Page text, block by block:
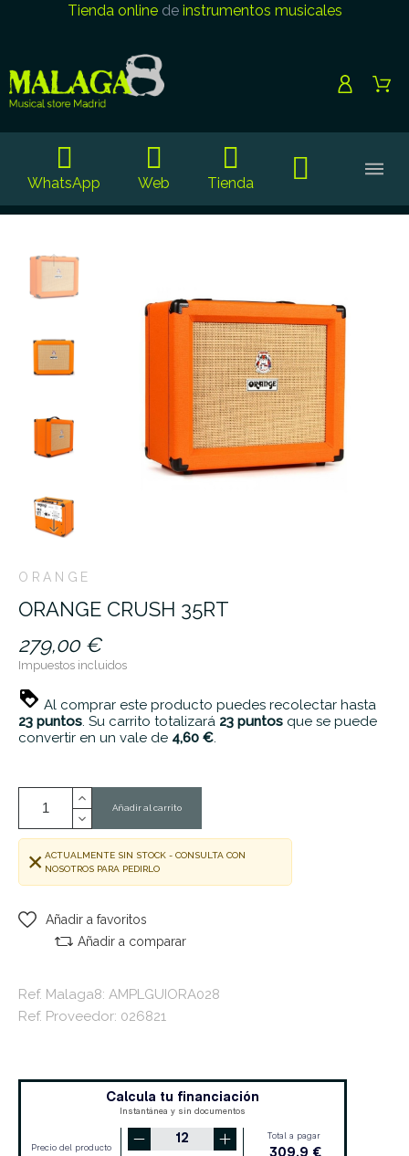
Tienda onlinede instrumentos musicales
WhatsApp Web Tienda
ORANGE
ORANGE CRUSH 35RT
279,00 €
Impuestos incluidos
Al comprar este producto puedes recolectar hasta
23 puntos. Su carrito totalizará 23 puntos que se puede
convertir en un vale de 4,60 €.
Añadir al carrito
ACTUALMENTE SIN STOCK - CONSULTA CON
NOSOTROS PARA PEDIRLO
Añadir a favoritos
Añadir a comparar
Ref. Malaga8: AMPLGUIORA028
Ref. Proveedor: 026821